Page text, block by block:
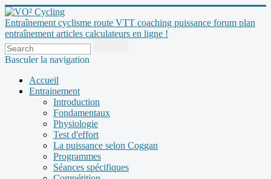
Entraînement cyclisme route VTT coaching puissance forum plan
entraînement articles calculateurs en ligne !
Basculer la navigation
Accueil
Entrainement
Introduction
Fondamentaux
Physiologie
Test d'effort
La puissance selon Coggan
Programmes
Séances spécifiques